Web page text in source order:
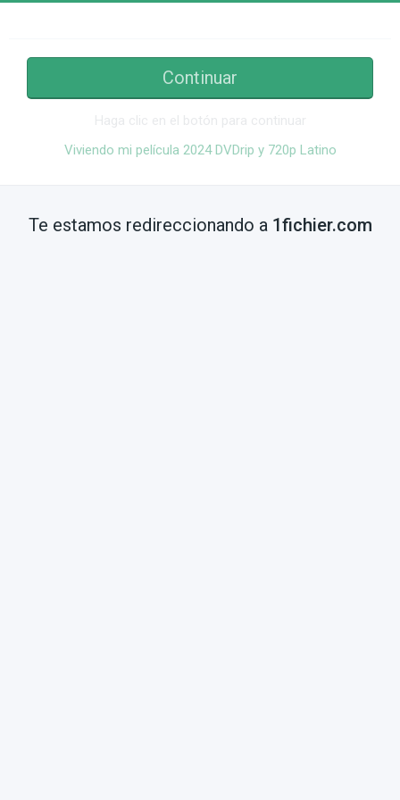
Continuar
Haga clic en el botón para continuar
Viviendo mi película 2024 DVDrip y 720p Latino
Te estamos redireccionando a 1fichier.com